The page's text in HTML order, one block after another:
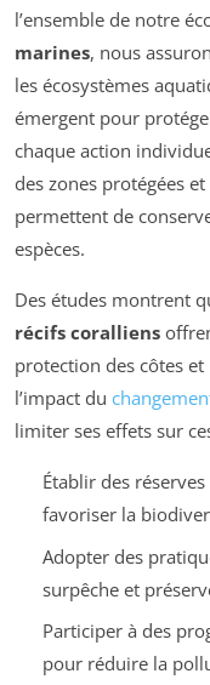
l’ensemble de notre
marines, nous
les écosystèmes
émergent pour
chaque action
des zones protégées
permettent de
espèces.
Des études montrent
récifs coralliens
protection des côtes
l’impact du
limiter ses effets sur
Établir des
favoriser la
Adopter des
surpêche et
Participer à des
pour réduire la